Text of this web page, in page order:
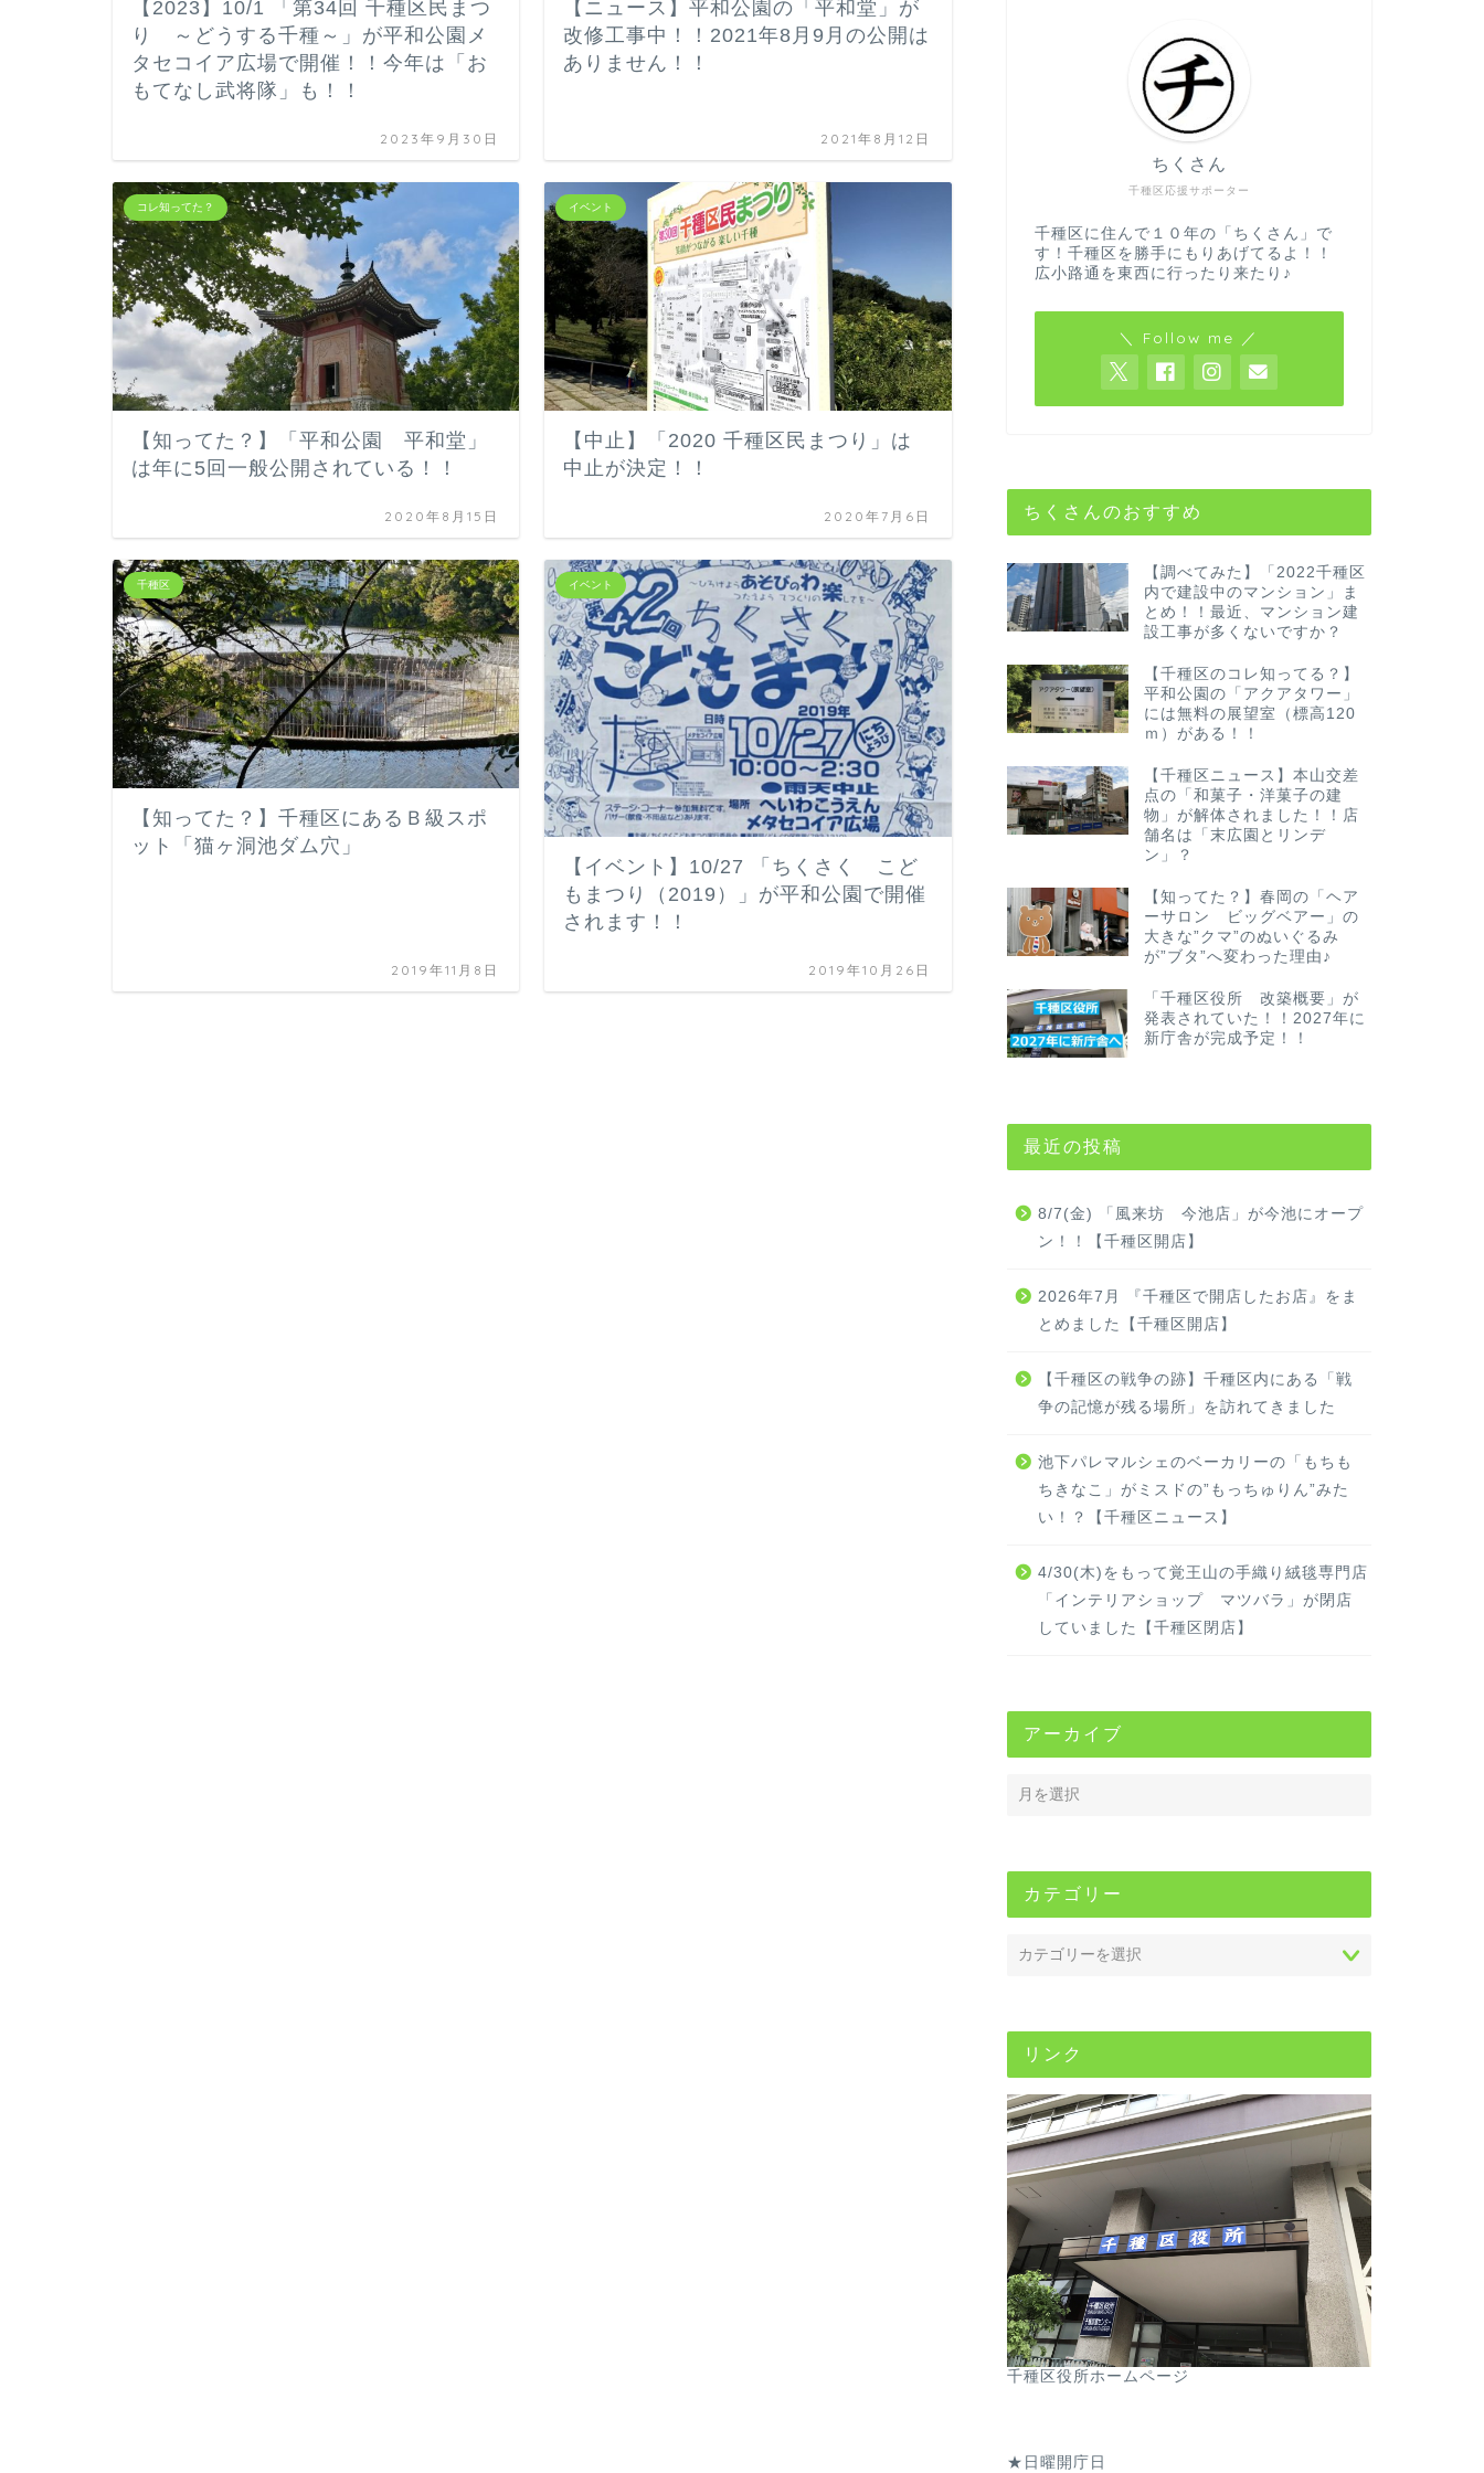
【2023】10/1 「第34回 千種区民まつ
り ～どうする千種～」が平和公園メ
タセコイア広場で開催！！今年は「お
もてなし武将隊」も！！
2023年9月30日
【ニュース】平和公園の「平和堂」が
改修工事中！！2021年8月9月の公開は
ありません！！
2021年8月12日
コレ知ってた？
【知ってた？】「平和公園 平和堂」
は年に5回一般公開されている！！
2020年8月15日
イベント
【中止】「2020 千種区民まつり」は
中止が決定！！
2020年7月6日
千種区
【知ってた？】千種区にあるＢ級スポ
ット「猫ヶ洞池ダム穴」
2019年11月8日
イベント
【イベント】10/27 「ちくさく こど
もまつり（2019）」が平和公園で開催
されます！！
2019年10月26日
千種区応援サポーター
ちくさん
千種区に住んで１０年の「ちくさん」で
す！千種区を勝手にもりあげてるよ！！
広小路通を東西に行ったり来たり♪
＼ Follow me ／
ちくさんのおすすめ
【調べてみた】「2022千種区
内で建設中のマンション」ま
とめ！！最近、マンション建
設工事が多くないですか？
【千種区のコレ知ってる？】
平和公園の「アクアタワー」
には無料の展望室（標高120
ｍ）がある！！
【千種区ニュース】本山交差
点の「和菓子・洋菓子の建
物」が解体されました！！店
舗名は「末広園とリンデ
ン」？
【知ってた？】春岡の「ヘア
ーサロン ビッグベアー」の
大きな”クマ”のぬいぐるみ
が”ブタ”へ変わった理由♪
「千種区役所 改築概要」が
発表されていた！！2027年に
新庁舎が完成予定！！
最近の投稿
8/7(金) 「風来坊 今池店」が今池にオープ
ン！！【千種区開店】
2026年7月 『千種区で開店したお店』をま
とめました【千種区開店】
【千種区の戦争の跡】千種区内にある「戦
争の記憶が残る場所」を訪れてきました
池下パレマルシェのベーカリーの「もちも
ちきなこ」がミスドの”もっちゅりん”みた
い！？【千種区ニュース】
4/30(木)をもって覚王山の手織り絨毯専門店
「インテリアショップ マツバラ」が閉店
していました【千種区閉店】
アーカイブ
カテゴリー
リンク
千種区役所ホームページ
★日曜開庁日